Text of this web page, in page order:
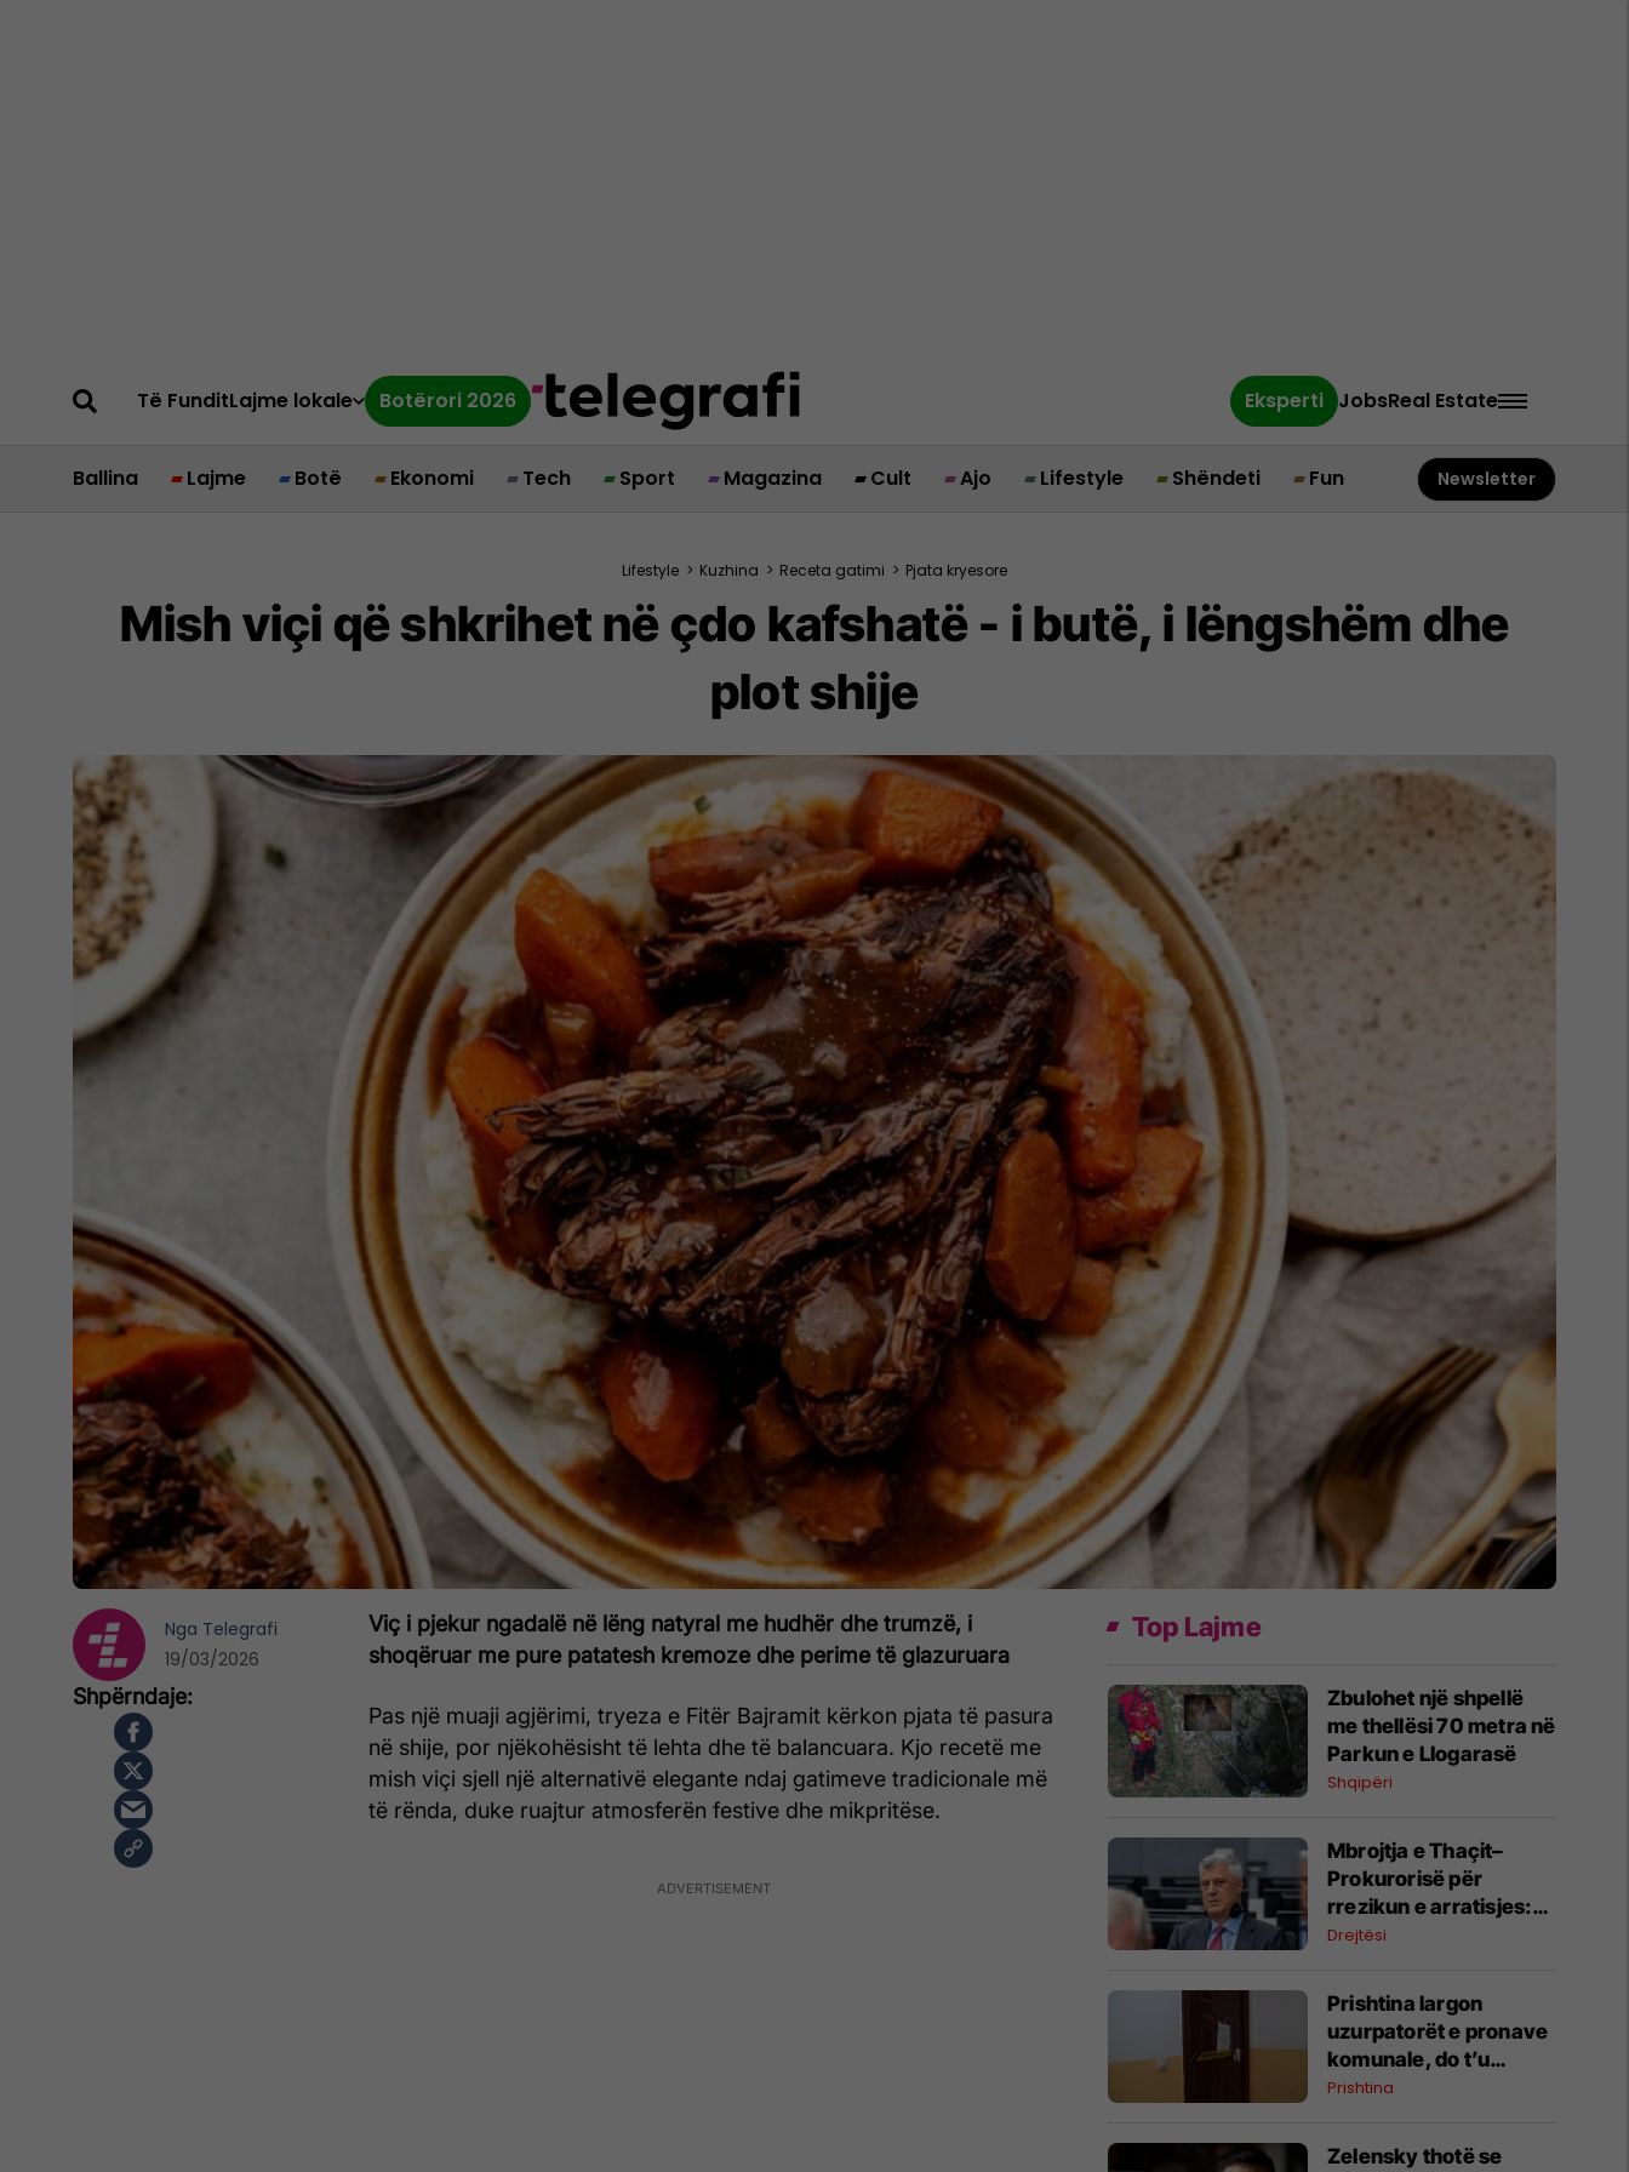
Të FunditLajme lokale Botërori 2026 Eksperti JobsReal Estate
Ballina Lajme Botë Ekonomi Tech Sport Magazina Cult Ajo Lifestyle Shëndeti Fun Newsletter
Lifestyle > Kuzhina > Receta gatimi > Pjata kryesore
Mish viçi që shkrihet në çdo kafshatë - i butë, i lëngshëm dhe
plot shije
Viç i pjekur ngadalë në lëng natyral me hudhër dhe trumzë, i
shoqëruar me pure patatesh kremoze dhe perime të glazuruara
Pas një muaji agjërimi, tryeza e Fitër Bajramit kërkon pjata të pasura
në shije, por njëkohësisht të lehta dhe të balancuara. Kjo recetë me
mish viçi sjell një alternativë elegante ndaj gatimeve tradicionale më
të rënda, duke ruajtur atmosferën festive dhe mikpritëse.
Nga Telegrafi
19/03/2026
Top Lajme
Zbulohet një shpellë
me thellësi 70 metra në
Parkun e Llogarasë
Shqipëri
​Mbrojtja e Thaçit–
Prokurorisë për
rrezikun e arratisjes:
Garantues vëllai i tij
Drejtësi
Prishtina largon
uzurpatorët e pronave
komunale, do t’u
ndahen familjeve në
Prishtina
Zelensky thotë se